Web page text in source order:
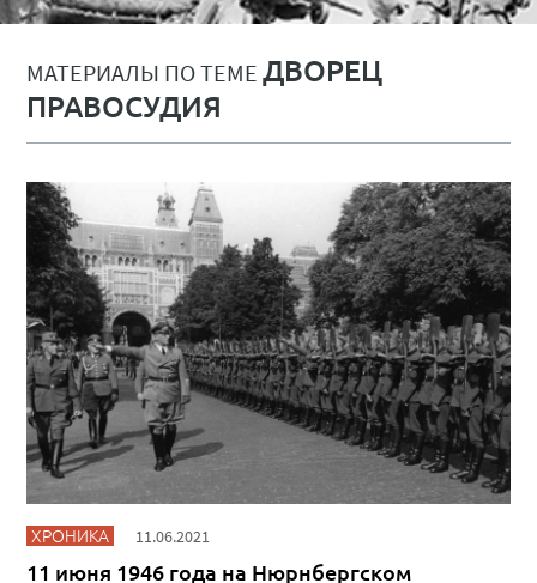
МАТЕРИАЛЫ ПО ТЕМЕДВОРЕЦ
ПРАВОСУДИЯ
ХРОНИКА 11.06.2021
11 июня 1946 года на Нюрнбергском